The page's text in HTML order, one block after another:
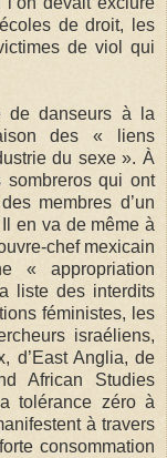
de droit, les
de viol qui
de danseurs à la
des « liens
du sexe ». À
sombreros qui ont
membres d’un
en va de même à
chef mexicain
« appropriation
liste des interdits
féministes, les
israéliens,
d’East Anglia, de
African Studies
tolérance zéro à
à travers
consommation